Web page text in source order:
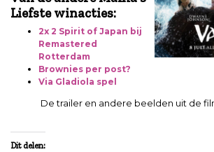
Liefste winacties:
2x 2 Spirit of Japan bij
Remastered
Rotterdam
Brownies per post?
Via Gladiola spel
De trailer en andere beelden uit de
Dit delen: